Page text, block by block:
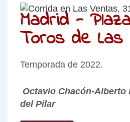
Madrid -
Toros de Las
Temporada de 2022.
Octavio Chacón-Alberto
del Pilar